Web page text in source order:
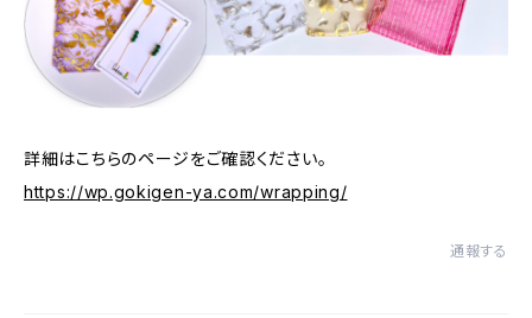
詳細はこちらのページをご確認ください。
https://wp.gokigen-ya.com/wrapping/
通報する